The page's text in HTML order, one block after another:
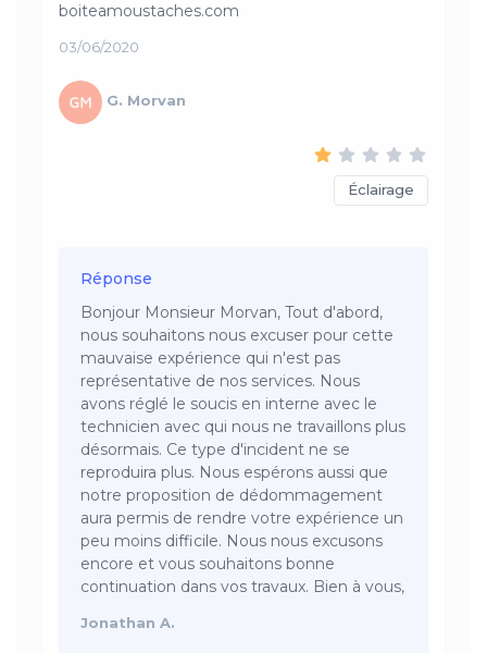
boiteamoustaches.com
03/06/2020
G. Morvan
Éclairage
Réponse
Bonjour Monsieur Morvan, Tout d'abord,
nous souhaitons nous excuser pour cette
mauvaise expérience qui n'est pas
représentative de nos services. Nous
avons réglé le soucis en interne avec le
technicien avec qui nous ne travaillons plus
désormais. Ce type d'incident ne se
reproduira plus. Nous espérons aussi que
notre proposition de dédommagement
aura permis de rendre votre expérience un
peu moins difficile. Nous nous excusons
encore et vous souhaitons bonne
continuation dans vos travaux. Bien à vous,
Jonathan A.